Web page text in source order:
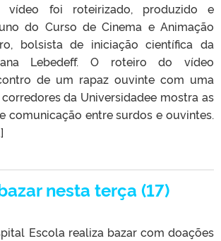
vídeo foi roteirizado, produzido e
do Curso de Cinema e Animação
bolsista de iniciação científica da
Lebedeff. O roteiro do vídeo
de um rapaz ouvinte com uma
da Universidadee mostra as
comunicação entre surdos e ouvintes.
nesta terça (17)
Escola realiza bazar com doações